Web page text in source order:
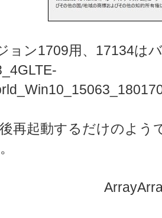
ョン1709用、17134は
再起動するだけのよう